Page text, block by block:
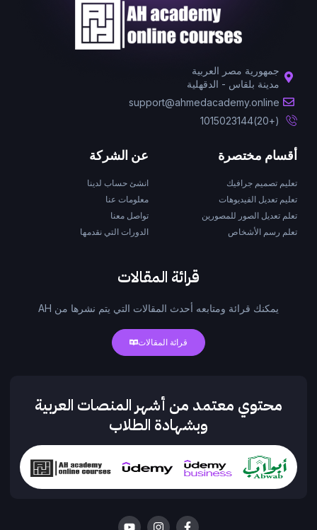
جمهورية مصر العربية
مدينة بلقاس - الدقهلية
support@ahmedacademy.online
(+20)1015023144
أقسام مختصرة
تعليم تصميم جرافيك
تعليم تعديل الفيديوهات
تعلم تعديل الصور للمصورين
تعلم رسم الأشخاص
عن الشركة
انشئ حساب لدينا
معلومات عنا
تواصل معنا
الدورات التي نقدمها
قرائة المقالات
يمكنك قرائة ومتابعه أحدث المقالات التي يتم نشرها من AH
قرائة المقالات
محتوي معتمد من أشهر المنصات العربية
وبشهادة الطلاب